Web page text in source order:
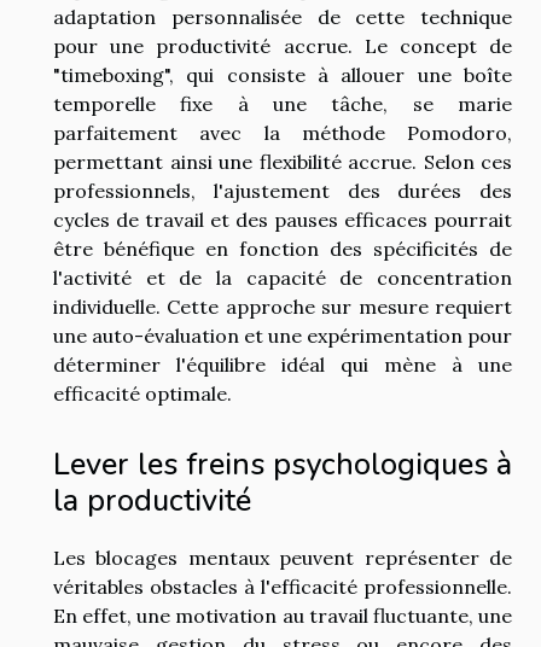
adaptation personnalisée de cette technique
pour une productivité accrue. Le concept de
"timeboxing", qui consiste à allouer une boîte
temporelle fixe à une tâche, se marie
parfaitement avec la méthode Pomodoro,
permettant ainsi une flexibilité accrue. Selon ces
professionnels, l'ajustement des durées des
cycles de travail et des pauses efficaces pourrait
être bénéfique en fonction des spécificités de
l'activité et de la capacité de concentration
individuelle. Cette approche sur mesure requiert
une auto-évaluation et une expérimentation pour
déterminer l'équilibre idéal qui mène à une
efficacité optimale.
Lever les freins psychologiques à
la productivité
Les blocages mentaux peuvent représenter de
véritables obstacles à l'efficacité professionnelle.
En effet, une motivation au travail fluctuante, une